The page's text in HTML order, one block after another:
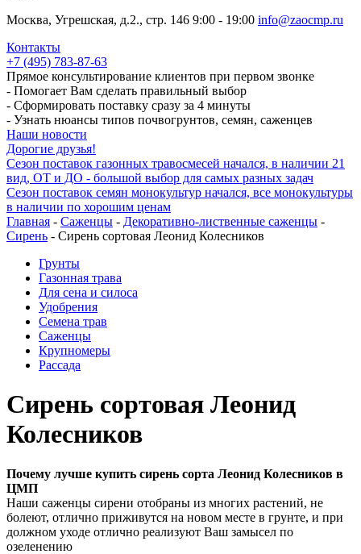
Москва, Угрешская, д.2., стр. 146 9:00 - 19:00 info@zaocmp.ru
Контакты
+7 (495) 783-87-63
Прямое консультирование клиентов при первом звонке
- Помогает Вам сделать правильный выбор
- Сформировать поставку сразу за 4 минуты
- Узнать нюансы типов почвогрунтов, семян, саженцев
Наши новости
Дорогие друзья!
Сезон поставок газонных травосмесей начался, в наличии 21
вид, ОТ и ДО - большой выбор для самых разных задач
Сезон поставок семян монокультур начался, все монокультуры
в наличии по хорошим ценам
Главная - Саженцы - Декоративно-лиственные саженцы -
Сирень - Сирень сортовая Леонид Колесников
Грунты
Газонная трава
Для сена и силоса
Удобрения
Семена трав
Саженцы
Крупномеры
Рассада
Сирень сортовая Леонид
Колесников
Почему лучше купить сирень сорта Леонид Колесников в
ЦМП
Наши саженцы сирени отобраны из многих растений, не
болеют, отлично приживутся на новом месте в грунте, и при
должном уходе отлично реализуют Ваш замысел по
озеленению